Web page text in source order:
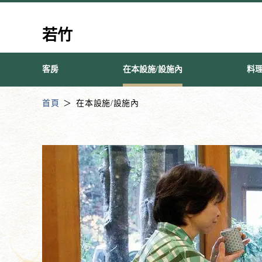
若竹
客房 在本設施/設施內 料
首頁 在本設施/設施內